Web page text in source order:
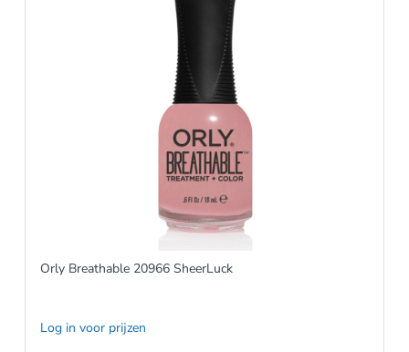
Orly Breathable 20966 SheerLuck
Log in voor prijzen